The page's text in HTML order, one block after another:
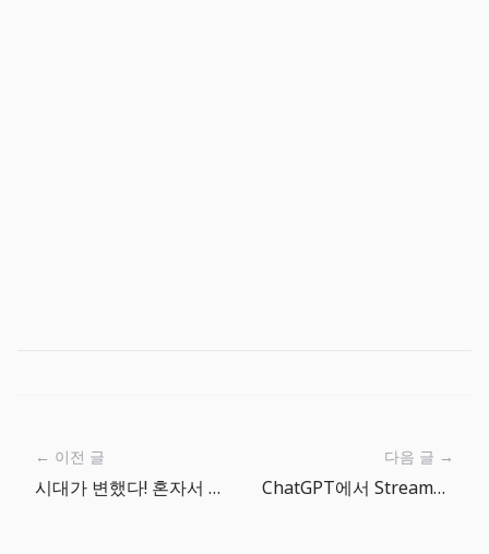
← 이전 글
시대가 변했다! 혼자서 잘 먹고 잘 살며 자유롭게 여행하는 디지털 노마드의 삶
다음 글 →
ChatGPT에서 Stream으로 받는 JSON을 즉시 보여주는 방법